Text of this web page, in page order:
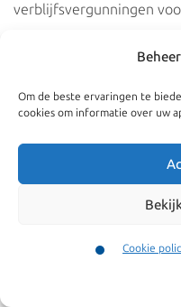
Om de beste ervaringen te
cookies om informatie over uw
Cookie
verblijfsvergunningen
Als erkend referent
als betrouwbare partner.
maken van de versnelde
binnen 2 tot 3 weken op